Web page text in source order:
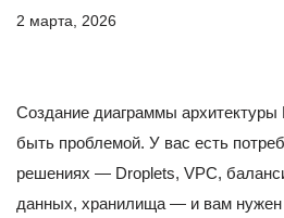
2 марта, 2026
Создание диаграммы
быть проблемой. У вас есть
решениях — Droplets, VPC,
данных, хранилища — и вам нужен